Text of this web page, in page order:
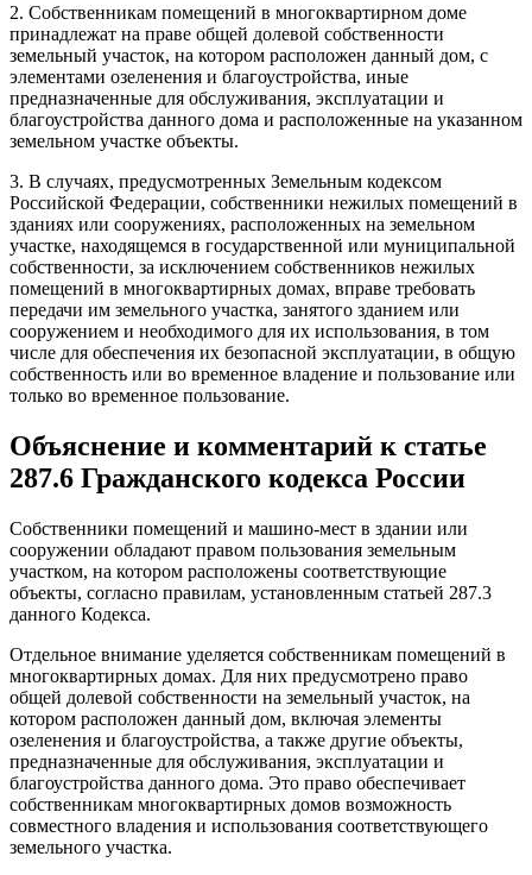
2. Собственникам помещений в многоквартирном доме
принадлежат на праве общей долевой собственности
земельный участок, на котором расположен данный дом, с
элементами озеленения и благоустройства, иные
предназначенные для обслуживания, эксплуатации и
благоустройства данного дома и расположенные на указанном
земельном участке объекты.
3. В случаях, предусмотренных Земельным кодексом
Российской Федерации, собственники нежилых помещений в
зданиях или сооружениях, расположенных на земельном
участке, находящемся в государственной или муниципальной
собственности, за исключением собственников нежилых
помещений в многоквартирных домах, вправе требовать
передачи им земельного участка, занятого зданием или
сооружением и необходимого для их использования, в том
числе для обеспечения их безопасной эксплуатации, в общую
собственность или во временное владение и пользование или
только во временное пользование.
Объяснение и комментарий к статье
287.6 Гражданского кодекса России
Собственники помещений и машино-мест в здании или
сооружении обладают правом пользования земельным
участком, на котором расположены соответствующие
объекты, согласно правилам, установленным статьей 287.3
данного Кодекса.
Отдельное внимание уделяется собственникам помещений в
многоквартирных домах. Для них предусмотрено право
общей долевой собственности на земельный участок, на
котором расположен данный дом, включая элементы
озеленения и благоустройства, а также другие объекты,
предназначенные для обслуживания, эксплуатации и
благоустройства данного дома. Это право обеспечивает
собственникам многоквартирных домов возможность
совместного владения и использования соответствующего
земельного участка.